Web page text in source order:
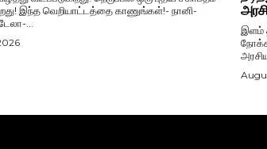
இந்த வெறியாட்டத்தை காணுங்கள்!- நானி-
...
இளம்